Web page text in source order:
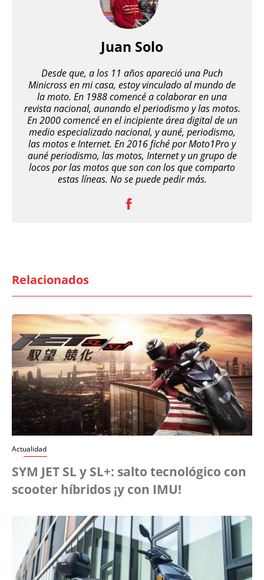
Juan Solo
Desde que, a los 11 años apareció una Puch
Minicross en mi casa, estoy vinculado al mundo de
la moto. En 1988 comencé a colaborar en una
revista nacional, aunando el periodismo y las motos.
En 2000 comencé en el incipiente área digital de un
medio especializado nacional, y auné, periodismo,
las motos e Internet. En 2016 fiché por Moto1Pro y
auné periodismo, las motos, Internet y un grupo de
locos por las motos que son con los que comparto
estas líneas. No se puede pedir más.
Relacionados
Actualidad
SYM JET SL y SL+: salto tecnológico con
scooter híbridos ¡y con IMU!